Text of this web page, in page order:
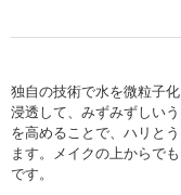
独自の技術で水を微粒子
浸透して、みずみずしい
を高めることで、ハリと
ます。メイクの上からで
です。